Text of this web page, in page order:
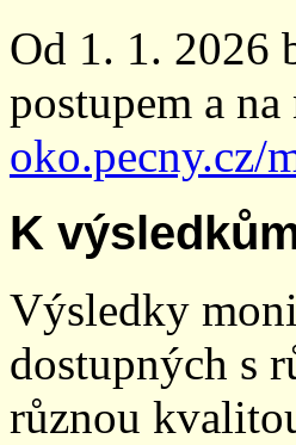
Od 1. 1. 2026
postupem a na
oko.pecny.cz/
K
Výsledky
dostupných s
různou